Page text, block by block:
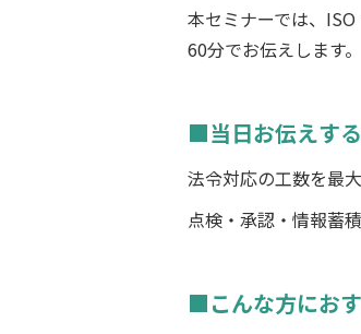
本セミナーでは、
60分でお伝えします。
■当日お伝えす
法令対応の工数を最
点検・承認・情報蓄
■こんな方にお